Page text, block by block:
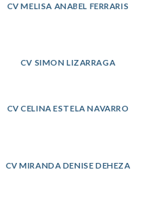
CV MELISA ANABEL FERRARIS
CV SIMON LIZARRAGA
CV CELINA ESTELA NAVARRO
CV MIRANDA DENISE DEHEZA